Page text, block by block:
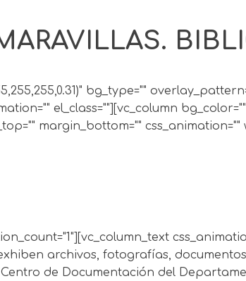
bg_type=""
el_class=""][vc_column
margin_bottom=""
archivos, fotografías,
de Documentación del